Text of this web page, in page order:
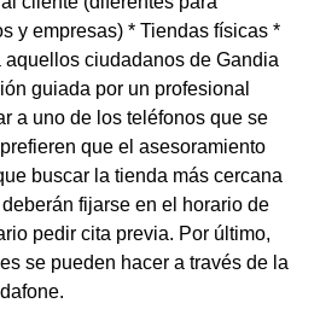
y empresas) * Tiendas físicas *
ciudadanos de Gandia
guiada por un profesional
a uno de los teléfonos que se
que el asesoramiento
buscar la tienda más cercana
fijarse en el horario de
pedir cita previa. Por último,
se pueden hacer a través de la